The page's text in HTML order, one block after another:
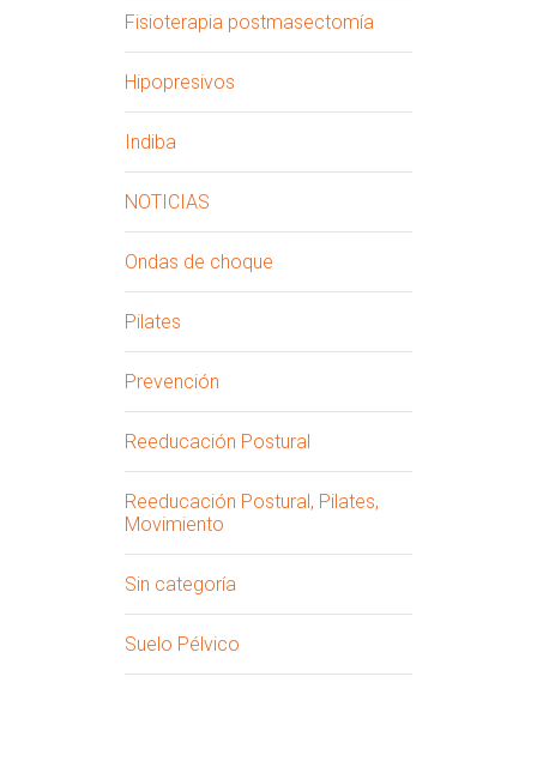
Fisioterapia postmasectomía
Hipopresivos
Indiba
NOTICIAS
Ondas de choque
Pilates
Prevención
Reeducación Postural
Reeducación Postural, Pilates,
Movimiento
Sin categoría
Suelo Pélvico